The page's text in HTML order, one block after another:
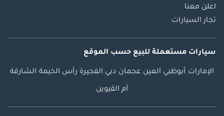
اعلن معنا
تجار السيارات
سيارات مستعملة للبيع حسب الموقع
الإمارات أبوظبي العين عجمان دبي الفجيرة رأس الخيمة الشارقة
أم القيوين